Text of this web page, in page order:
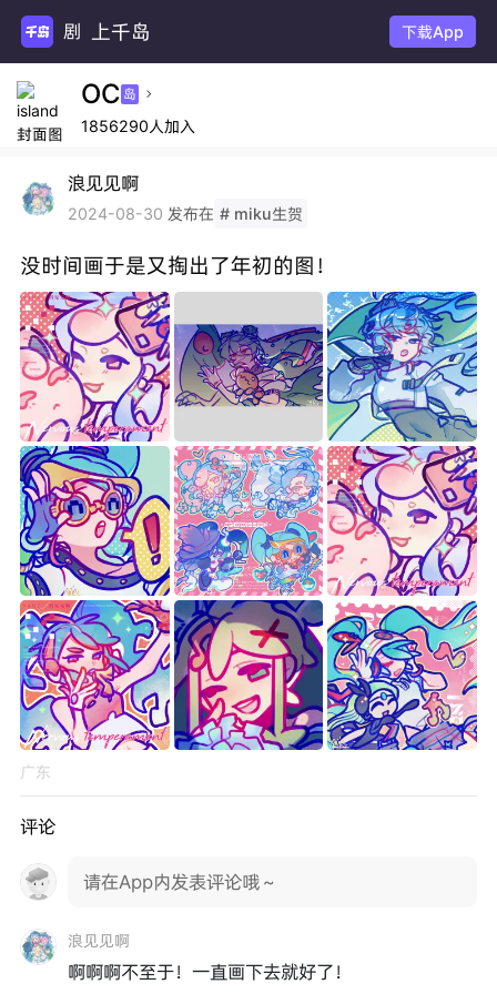
上千岛 下载App
OC 岛 
1856290人加入
浪见见啊
2024-08-30 发布在 # miku生贺
没时间画于是又掏出了年初的图！
广东
评论
请在App内发表评论哦～
浪见见啊
啊啊啊不至于！一直画下去就好了！